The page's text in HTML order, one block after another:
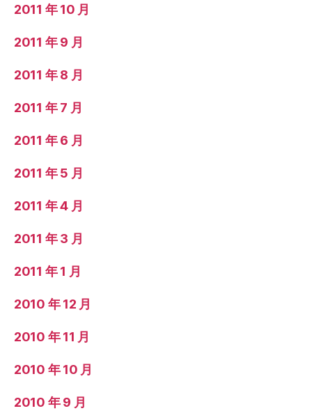
2011 年 10 月
2011 年 9 月
2011 年 8 月
2011 年 7 月
2011 年 6 月
2011 年 5 月
2011 年 4 月
2011 年 3 月
2011 年 1 月
2010 年 12 月
2010 年 11 月
2010 年 10 月
2010 年 9 月